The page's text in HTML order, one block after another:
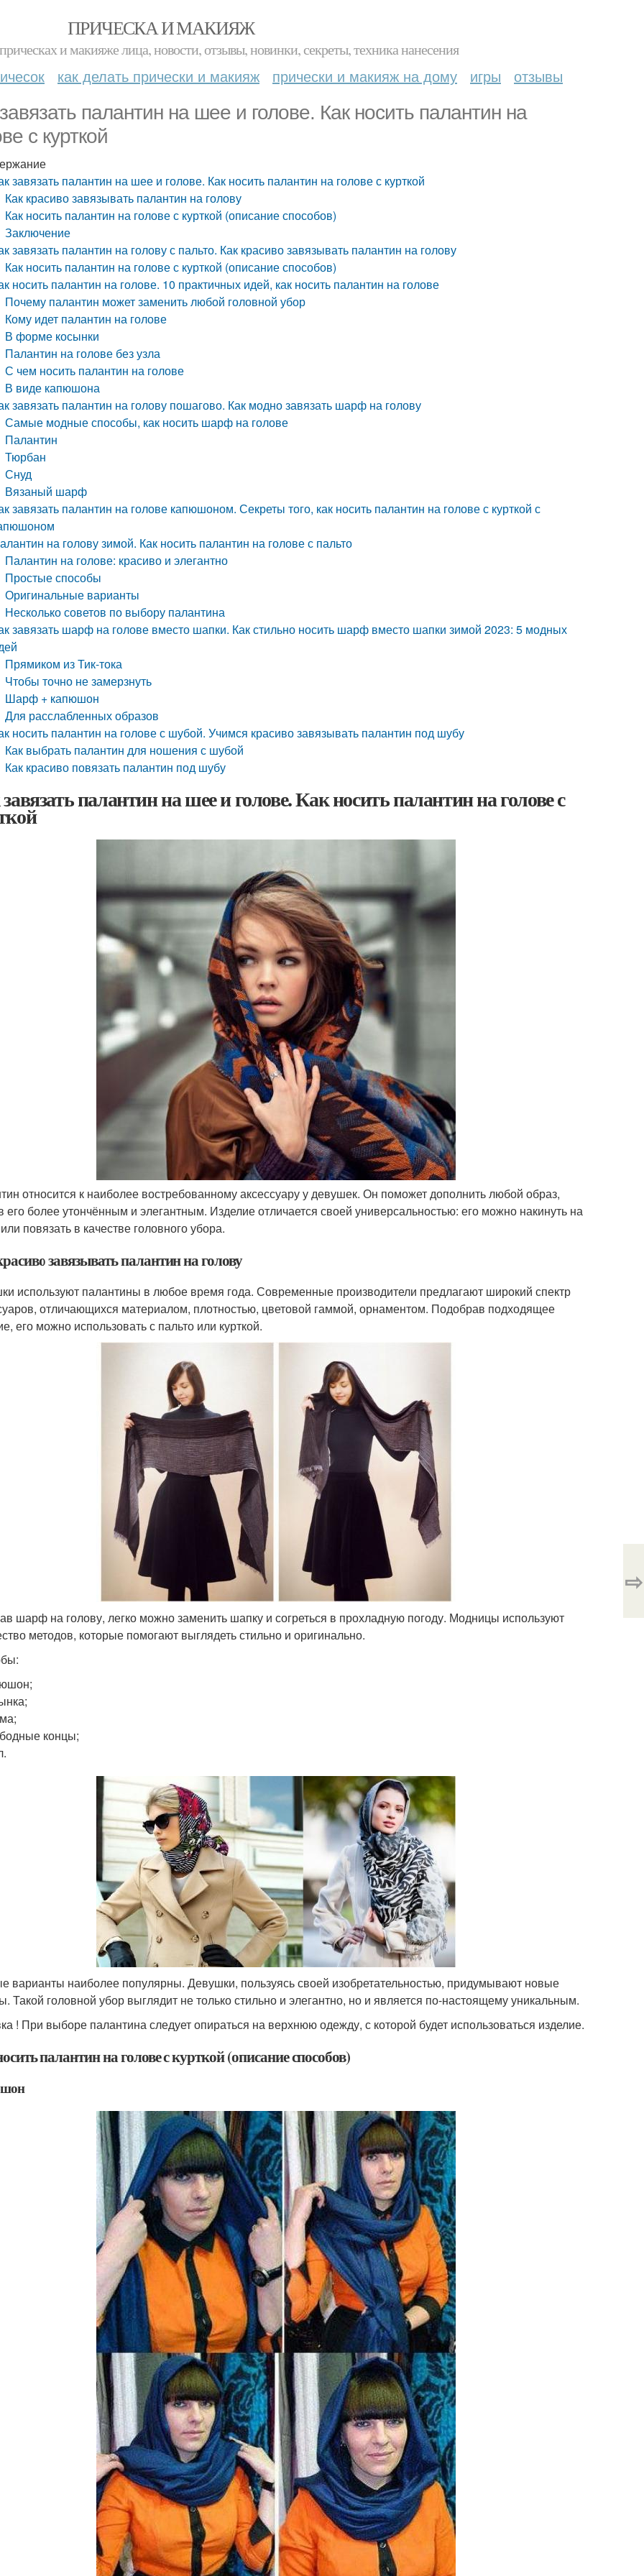
ПРИЧЕСКА И МАКИЯЖ
и макияже лица, новости, отзывы, новинки, секреты, техника нанесения
как делать прически и макияж прически и макияж на дому игры отзывы
палантин на шее и голове. Как носить палантин на
с курткой
завязать палантин на шее и голове. Как носить палантин на голове с курткой
Как красиво завязывать палантин на голову
Как носить палантин на голове с курткой (описание способов)
Заключение
завязать палантин на голову с пальто. Как красиво завязывать палантин на голову
Как носить палантин на голове с курткой (описание способов)
носить палантин на голове. 10 практичных идей, как носить палантин на голове
Почему палантин может заменить любой головной убор
Кому идет палантин на голове
В форме косынки
Палантин на голове без узла
С чем носить палантин на голове
В виде капюшона
завязать палантин на голову пошагово. Как модно завязать шарф на голову
Самые модные способы, как носить шарф на голове
Палантин
Тюрбан
Снуд
Вязаный шарф
завязать палантин на голове капюшоном. Секреты того, как носить палантин на голове с курткой с
на голову зимой. Как носить палантин на голове с пальто
Палантин на голове: красиво и элегантно
Простые способы
Оригинальные варианты
Несколько советов по выбору палантина
завязать шарф на голове вместо шапки. Как стильно носить шарф вместо шапки зимой 2023: 5 модных
Прямиком из Тик-тока
Чтобы точно не замерзнуть
Шарф + капюшон
Для расслабленных образов
носить палантин на голове с шубой. Учимся красиво завязывать палантин под шубу
Как выбрать палантин для ношения с шубой
Как красиво повязать палантин под шубу
палантин на шее и голове. Как носить палантин на голове с
относится к наиболее востребованному аксессуару у девушек. Он поможет дополнить любой образ,
его более утончённым и элегантным. Изделие отличается своей универсальностью: его можно накинуть на
повязать в качестве головного убора.
завязывать палантин на голову
используют палантины в любое время года. Современные производители предлагают широкий спектр
отличающихся материалом, плотностью, цветовой гаммой, орнаментом. Подобрав подходящее
его можно использовать с пальто или курткой.
шарф на голову, легко можно заменить шапку и согреться в прохладную погоду. Модницы используют
методов, которые помогают выглядеть стильно и оригинально.
концы;
варианты наиболее популярны. Девушки, пользуясь своей изобретательностью, придумывают новые
Такой головной убор выглядит не только стильно и элегантно, но и является по-настоящему уникальным.
! При выборе палантина следует опираться на верхнюю одежду, с которой будет использоваться изделие.
палантин на голове с курткой (описание способов)
⇨